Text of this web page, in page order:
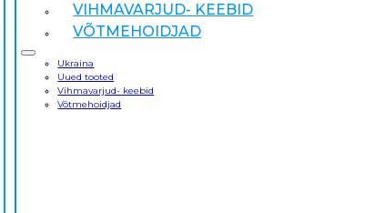
VIHMAVARJUD- KEEBID
VÕTMEHOIDJAD
Ukraina
Uued tooted
Vihmavarjud- keebid
Võtmehoidjad